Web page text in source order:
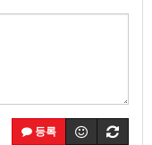
등록